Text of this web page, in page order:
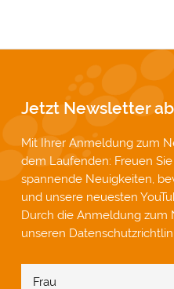
Jetzt Newsletter
Mit Ihrer Anmeldung zum
dem Laufenden: Freuen
spannende Neuigkeiten,
und unsere neuesten
Durch die Anmeldung zum
unseren